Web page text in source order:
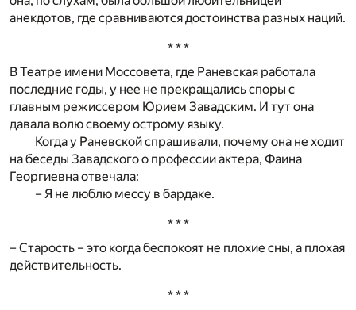
анекдотов, где сравниваются достоинства разных наций.
* * *
В Театре имени Моссовета, где Раневская работала
последние годы, у нее не прекращались споры с
главным режиссером Юрием Завадским. И тут она
давала волю своему острому языку.
Когда у Раневской спрашивали, почему она не ходит
на беседы Завадского о профессии актера, Фаина
Георгиевна отвечала:
– Я не люблю мессу в бардаке.
* * *
– Старость – это когда беспокоят не плохие сны, а плохая
действительность.
* * *